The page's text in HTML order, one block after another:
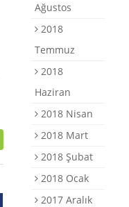
Ağustos
2018
Temmuz
2018
Haziran
2018 Nisan
2018 Mart
2018 Şubat
2018 Ocak
2017 Aralık